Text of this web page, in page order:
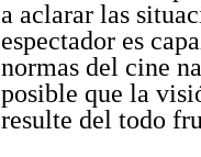
a aclarar las
espectador es
normas del cine
posible que la
resulte del todo